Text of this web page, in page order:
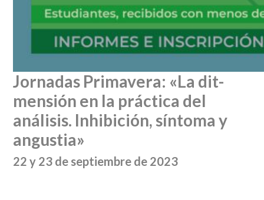
Jornadas Primavera: «La dit-
mensión en la práctica del
análisis. Inhibición, síntoma y
angustia»
22 y 23 de septiembre de 2023